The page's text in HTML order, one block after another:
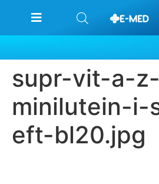
supr-vit-a-
minilutein-i-
eft-bl20.jpg